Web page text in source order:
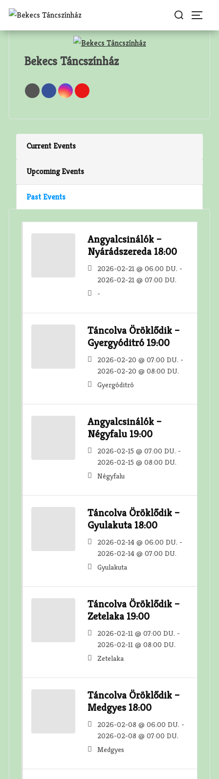
Skip
content
for:
Bekecs Táncszínház
Current Events
Upcoming Events
Past Events
Angyalcsinálók –
Nyárádszereda 18:00
2026-02-21 @ 06:00 DU. -
2026-02-21 @ 07:00 DU.
-
Táncolva Öröklődik –
Gyergyóditró 19:00
2026-02-20 @ 07:00 DU. -
2026-02-20 @ 08:00 DU.
Gyergóditró
Angyalcsinálók –
Négyfalu 19:00
2026-02-15 @ 07:00 DU. -
2026-02-15 @ 08:00 DU.
Négyfalu
Táncolva Öröklődik –
Gyulakuta 18:00
2026-02-14 @ 06:00 DU. -
2026-02-14 @ 07:00 DU.
Gyulakuta
Táncolva Öröklődik –
Zetelaka 19:00
2026-02-11 @ 07:00 DU. -
2026-02-11 @ 08:00 DU.
Zetelaka
Táncolva Öröklődik –
Medgyes 18:00
2026-02-08 @ 06:00 DU. -
2026-02-08 @ 07:00 DU.
Medgyes